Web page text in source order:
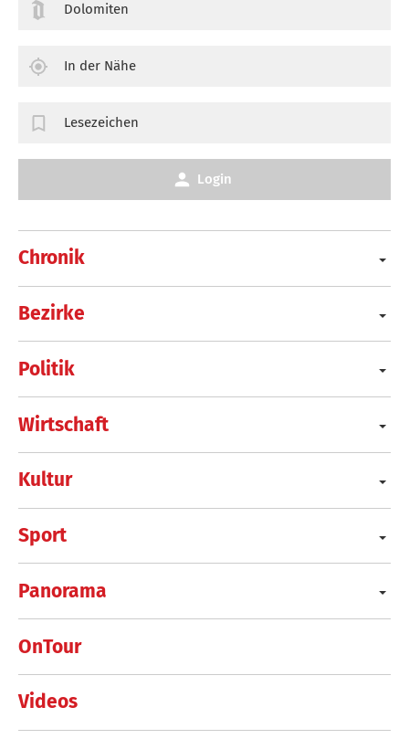
Chronik
Bezirke
Politik
Wirtschaft
Kultur
Sport
Panorama
OnTour
Videos
Dolomiten
In der Nähe
Lesezeichen
Login